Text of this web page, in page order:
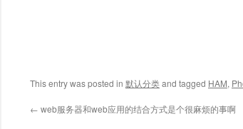
This entry was posted in 默认分类and tagged HAM,
← web服务器和web应用的结合方式是个很麻烦的事啊